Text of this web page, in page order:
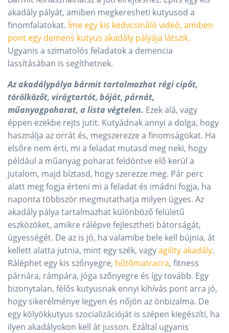
akadály pályát, amiben megkeresheti kutyusod a
finomfalatokat. Íme egy kis kedvcsináló videó, amiben
pont egy demens kutyus akadály pályája látszik.
Ugyanis a szimatolós feladatok a demencia
lassításában is segíthetnek.
Az akadálypálya bármit tartalmazhat régi cipőt,
törölközőt, virágtartót, bóját, párnát,
műanyagpoharat, a lista végtelen. Ezek alá, vagy
éppen ezekbe rejts jutit. Kutyádnak annyi a dolga, hogy
használja az orrát és, megszerezze a finomságokat. Ha
elsőre nem érti, mi a feladat mutasd meg neki, hogy
például a műanyag poharat feldöntve elő kerül a
jutalom, majd bíztasd, hogy szerezze meg. Pár perc
alatt meg fogja érteni mi a feladat és imádni fogja, ha
naponta többször megmutathatja milyen ügyes. Az
akadály pálya tartalmazhat különböző felületű
eszközöket, amikre rálépve fejlesztheti bátorságát,
ügyességét. De az is jó, ha valamibe bele kell bújnia, át
kellett alatta jutnia, mint egy szék, vagyagility akadály.
Ráléphet egy kis szőnyegre, hűtőmatracra, fitness
párnára, rámpára, jóga szőnyegre és így tovább. Egy
bizonytalan, félős kutyusnak ennyi kihívás pont arra jó,
hogy sikerélménye legyen és nőjön az önbizalma. De
egy kölyökkutyus szocializációját is szépen kiegészíti, ha
ilyen akadályokon kell át jusson. Ezáltal ugyanis